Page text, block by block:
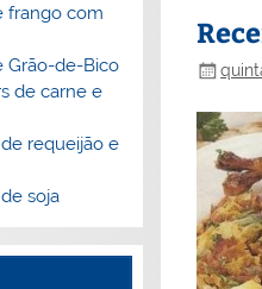
frango com
Grão-de-Bico
de carne e
requeijão e
soja